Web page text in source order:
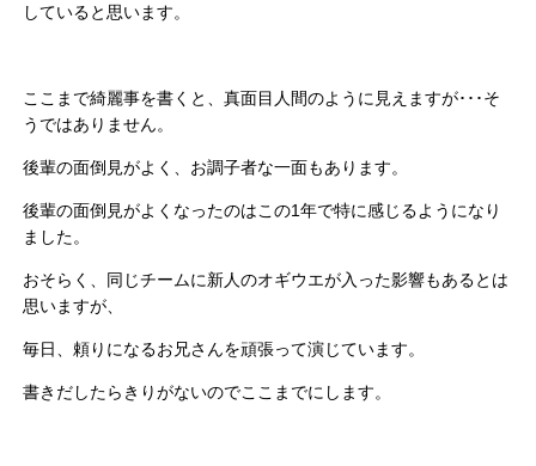
していると思います。
ここまで綺麗事を書くと、真面目人間のように見えますが･･･そ
うではありません。
後輩の面倒見がよく、お調子者な一面もあります。
後輩の面倒見がよくなったのはこの1年で特に感じるようになり
ました。
おそらく、同じチームに新人のオギウエが入った影響もあるとは
思いますが、
毎日、頼りになるお兄さんを頑張って演じています。
書きだしたらきりがないのでここまでにします。